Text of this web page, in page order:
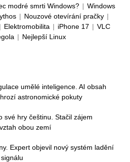
modré smrti Windows? | Windows
| Nouzové otevírání pračky |
| Elektromobilita | iPhone 17 | VLC
| Nejlepší Linux
umělé inteligence. AI obsah
astronomické pokuty
své hry češtinu. Stačil zájem
obou zemí
Expert objevil nový systém ladění